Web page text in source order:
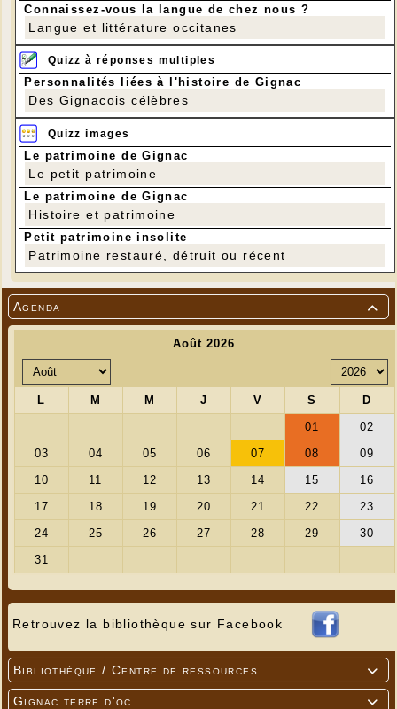

Agenda
Retrouvez la bibliothèque sur Facebook

Bibliothèque / Centre de ressources

Gignac terre d'oc
Connaissez-vous la langue de chez nous ?
Langue et littérature occitanes
Quizz à réponses multiples
Personnalités liées à l'histoire de Gignac
Des Gignacois célèbres
Quizz images
Le patrimoine de Gignac
Le petit patrimoine
Le patrimoine de Gignac
Histoire et patrimoine
Petit patrimoine insolite
Patrimoine restauré, détruit ou récent